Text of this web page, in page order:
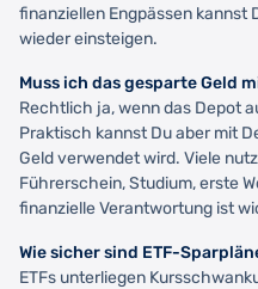
finanziellen Engpässen kannst
wieder einsteigen.
Muss ich das gesparte Geld
Rechtlich ja, wenn das Depot
Praktisch kannst Du aber mit
Geld verwendet wird. Viele
Führerschein, Studium, erste
finanzielle Verantwortung ist
Wie sicher sind ETF-
ETFs unterliegen